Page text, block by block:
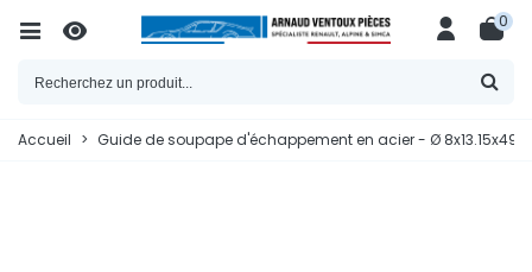
0
Accueil > Guide de soupape d'échappement en acier - Ø